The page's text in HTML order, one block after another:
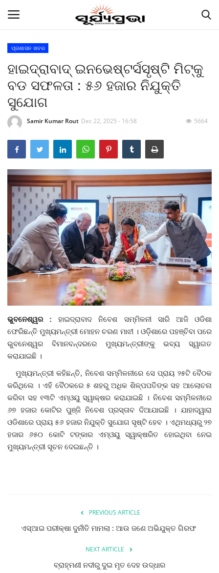
Contact
Gallery
E-paper
Famous Durga Puja From Odisha
ରାଜ୍ୟ
ରାଜନୀତି
କି କଥା ବୋଇଲେ
ଦେଶ ବିଦେଶ
ପ୍ରଶାସନ ଖବର
ଆପଣଙ୍କ କଲମରୁ
ମହାନଗର
ଖେଳ ଖବର
ବିଶେଷ
ପ୍ରଶାସନ ଖବର
ହାଇଦ୍ରାବାଦ୍‌ ଇନଭେଷ୍ଟର୍ସସୃଷ୍ଟି ମିଟ୍‌କୁ
ବଡ ସଫଳତା : ୫୬ ହଜାର ନିଯୁକ୍ତି
ସୁଯୋଗ
Samir Kumar Rout Dec 22, 2025 - 16:58 5664
ଭୁବନେଶ୍ୱର :ହାଇଦ୍ରାବାଦ ନିବେଶ ସମ୍ମିଳନୀ ସାରି ଆଜି ଓଡିଶା
ଫେରିଛନ୍ତି ମୁଖ୍ୟମନ୍ତ୍ରୀ ମୋହନ ଚରଣ ମାଝୀ । ଓଡ଼ିଶାରେ ପହଞ୍ଚିବା ପରେ
ଭୁବନେଶ୍ୱର ବିମାନବନ୍ଦରରେ ମୁଖ୍ୟମନ୍ତ୍ରୀଙ୍କୁ ଭବ୍ୟ ସ୍ୱାଗତ
କରାଯାଇଛି ।
ମୁଖ୍ୟମନ୍ତ୍ରୀ କହିଛନ୍ତି, ନିବେଶ ସମ୍ମିଳନୀରେ ସେ ପ୍ରାୟ ୨୫ଟି ବୈଠକ
କରିଥିଲେ । ଏହି ବୈଠକରେ ୫ ଶହରୁ ଅଧିକ ଶିଳ୍ପପତିଙ୍କ ସହ ଆଲୋଚନା
କରିବା ସହ ୧୩ଟି ଏମ୍‌ଓୟୁ ସ୍ୱାକ୍ଷର କରାଯାଇଛି । ନିବେଶ ସମ୍ମିଳନୀରେ
୬୭ ହଜାର କୋଟିର ପୁଞ୍ଜି ନିବେଶ ପ୍ରସ୍ତାବ ଦିଆଯାଇଛି । ଯାହାଦ୍ୱାରା
ଓଡିଶାରେ ପ୍ରାୟ ୫୬ ହଜାର ନିଯୁକ୍ତି ସୁଯୋଗ ସୃଷ୍ଟି ହେବ । ଏଥିମଧ୍ୟରୁ ୨୭
ହଜାର ୬୫୦ କୋଟି ଟଙ୍କାର ଏମ୍‌ଓୟୁ ସ୍ୱାକ୍ଷରିତ ହୋଇଥିବା ନେଇ
ମୁଖ୍ୟମନ୍ତ୍ରୀ ସୂଚନ ଦେଇଛନ୍ତି ।
PREVIOUS ARTICLE
ଏସ୍‌ଆଇ ପରୀକ୍ଷା ଦୁର୍ନୀତି ମାମଲା : ଆଉ ଜଣେ ଅଭିଯୁକ୍ତ ଗିରଫ
NEXT ARTICLE
ବ୍ରାହ୍ମଣୀ ନଦୀରୁ ଦୁଇ ମୃତ ଦେହ ଉଦ୍ଧାର